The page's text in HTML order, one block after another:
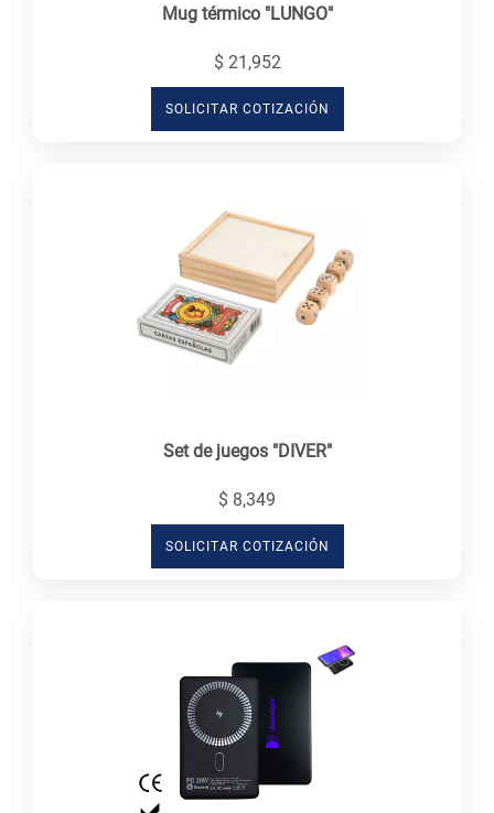
Mug térmico "LUNGO"
$ 21,952
SOLICITAR COTIZACIÓN
Set de juegos "DIVER"
$ 8,349
SOLICITAR COTIZACIÓN